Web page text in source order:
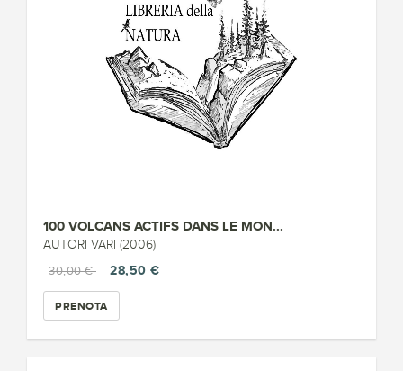
100 VOLCANS ACTIFS DANS LE MON...
AUTORI VARI (2006)
30,00 €
28,50 €
PRENOTA